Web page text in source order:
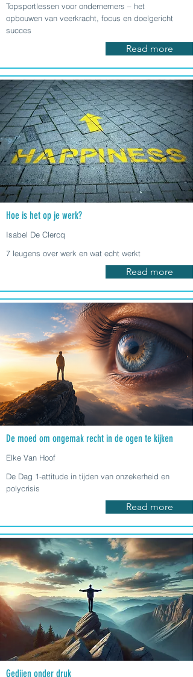
Topsportlessen voor ondernemers – het
opbouwen van veerkracht, focus en doelgericht
succes
Read more
Hoe is het op je werk?
Isabel De Clercq
7 leugens over werk en wat echt werkt
Read more
De moed om ongemak recht in de ogen te kijken
Elke Van Hoof
De Dag 1-attitude in tijden van onzekerheid en
polycrisis
Read more
Gedijen onder druk